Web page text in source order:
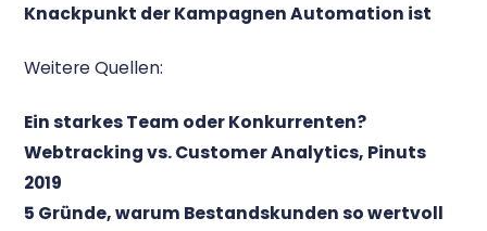
Knackpunkt der Kampagnen Automation ist
Weitere Quellen:
Ein starkes Team oder Konkurrenten?
Webtracking vs. Customer Analytics, Pinuts
2019
5 Gründe, warum Bestandskunden so wertvoll